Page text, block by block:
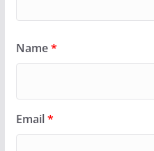
Name*
Email*